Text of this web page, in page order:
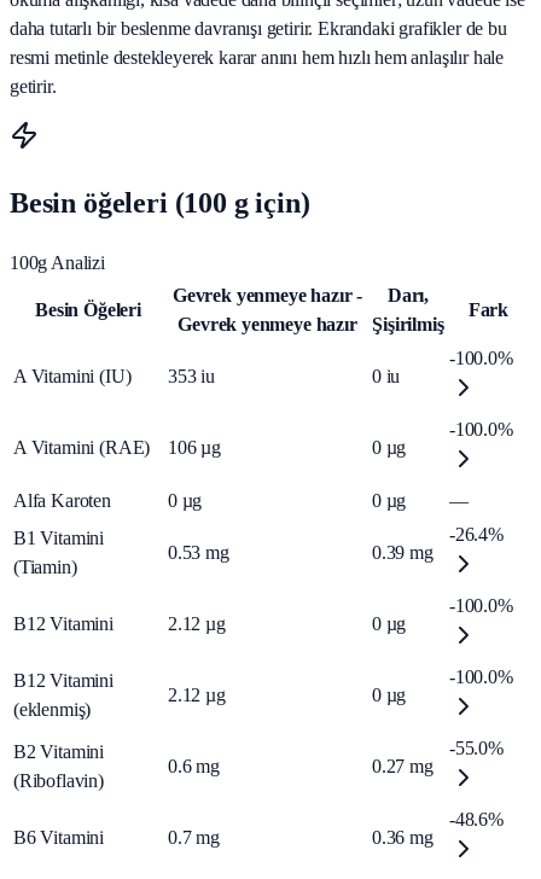
daha tutarlı bir beslenme davranışı getirir. Ekrandaki grafikler de bu
resmi metinle destekleyerek karar anını hem hızlı hem anlaşılır hale
getirir.
Besin öğeleri (100 g için)
100g Analizi
Besin Öğeleri
Gevrek yenmeye hazır -
Gevrek yenmeye hazır
Darı,
Şişirilmiş
Fark
A Vitamini (IU) 353 iu 0 iu
-100.0%
A Vitamini (RAE) 106 µg 0 µg
-100.0%
Alfa Karoten 0 µg 0 µg
—
B1 Vitamini
(Tiamin)
0.53 mg 0.39 mg
-26.4%
B12 Vitamini 2.12 µg 0 µg
-100.0%
B12 Vitamini
(eklenmiş)
2.12 µg 0 µg
-100.0%
B2 Vitamini
(Riboflavin)
0.6 mg 0.27 mg
-55.0%
B6 Vitamini 0.7 mg 0.36 mg
-48.6%